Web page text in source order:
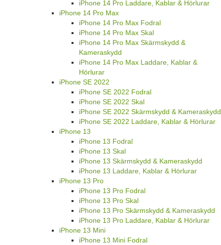
iPhone 14 Pro Laddare, Kablar & Hörlurar
iPhone 14 Pro Max
iPhone 14 Pro Max Fodral
iPhone 14 Pro Max Skal
iPhone 14 Pro Max Skärmskydd &
Kameraskydd
iPhone 14 Pro Max Laddare, Kablar &
Hörlurar
iPhone SE 2022
iPhone SE 2022 Fodral
iPhone SE 2022 Skal
iPhone SE 2022 Skärmskydd & Kameraskydd
iPhone SE 2022 Laddare, Kablar & Hörlurar
iPhone 13
iPhone 13 Fodral
iPhone 13 Skal
iPhone 13 Skärmskydd & Kameraskydd
iPhone 13 Laddare, Kablar & Hörlurar
iPhone 13 Pro
iPhone 13 Pro Fodral
iPhone 13 Pro Skal
iPhone 13 Pro Skärmskydd & Kameraskydd
iPhone 13 Pro Laddare, Kablar & Hörlurar
iPhone 13 Mini
iPhone 13 Mini Fodral